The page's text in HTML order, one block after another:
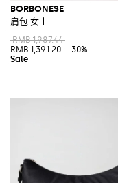
BORBONESE
肩包 女士
RMB 1,987.44
RMB 1,391.20
-30%